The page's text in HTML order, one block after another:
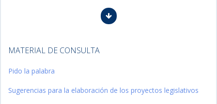
MATERIAL DE CONSULTA
Pido la palabra
Sugerencias para la elaboración de los proyectos legislativos